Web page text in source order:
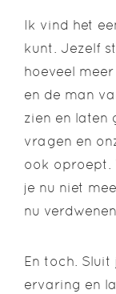
Ik vind het
kunt. Jezelf
hoeveel
en de man
zien en laten
vragen en
ook oproept.
je nu niet
nu verdwenen.
En toch.
ervaring en